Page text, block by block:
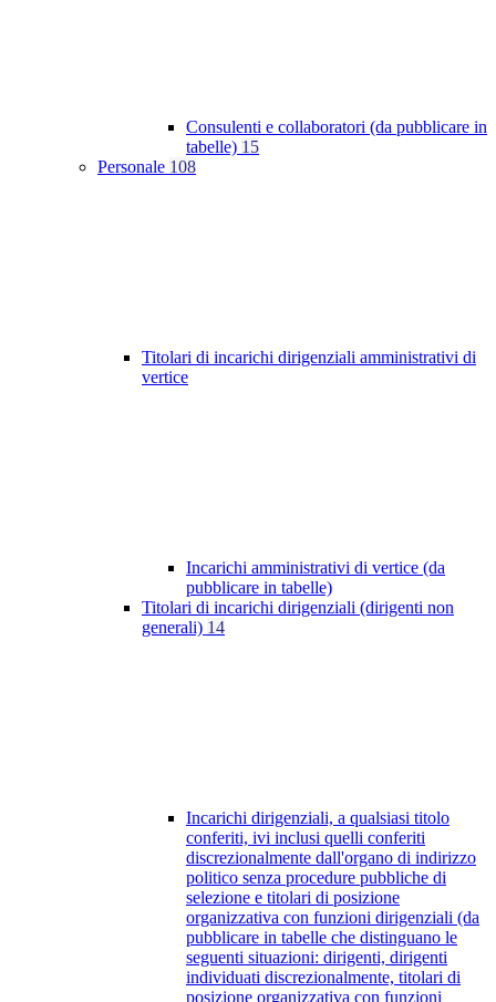
Consulenti e collaboratori (da pubblicare in
tabelle) 15
Personale 108
Titolari di incarichi dirigenziali amministrativi di
vertice
Incarichi amministrativi di vertice (da
pubblicare in tabelle)
Titolari di incarichi dirigenziali (dirigenti non
generali) 14
Incarichi dirigenziali, a qualsiasi titolo
conferiti, ivi inclusi quelli conferiti
discrezionalmente dall'organo di indirizzo
politico senza procedure pubbliche di
selezione e titolari di posizione
organizzativa con funzioni dirigenziali (da
pubblicare in tabelle che distinguano le
seguenti situazioni: dirigenti, dirigenti
individuati discrezionalmente, titolari di
posizione organizzativa con funzioni